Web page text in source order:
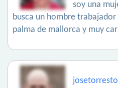
soy una
busca un hombre
palma de mallorca y muy